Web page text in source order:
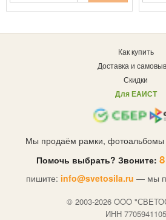
Как купить
Доставка и
Скидки
Для ЕАИСТ
Мы продаём рамки, фотоальбомы
Помочь выбрать? Звоните:
пишите: info@svetosila.ru — мы
© 2003-2026 OOO
ИНН 7705941105